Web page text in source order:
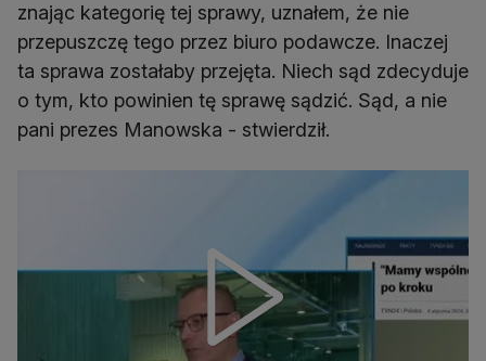
znając kategorię tej sprawy, uznałem, że nie
przepuszczę tego przez biuro podawcze. Inaczej
ta sprawa zostałaby przejęta. Niech sąd zdecyduje
o tym, kto powinien tę sprawę sądzić. Sąd, a nie
pani prezes Manowska - stwierdził.